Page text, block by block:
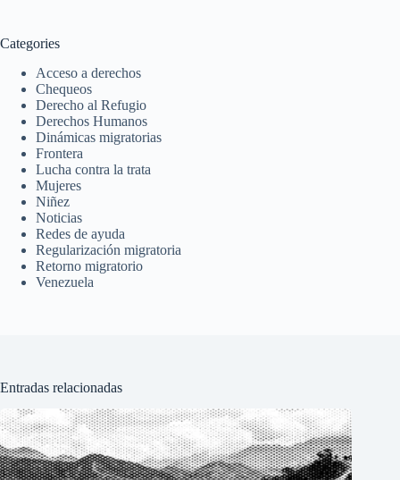
Categories
Acceso a derechos
Chequeos
Derecho al Refugio
Derechos Humanos
Dinámicas migratorias
Frontera
Lucha contra la trata
Mujeres
Niñez
Noticias
Redes de ayuda
Regularización migratoria
Retorno migratorio
Venezuela
Entradas relacionadas